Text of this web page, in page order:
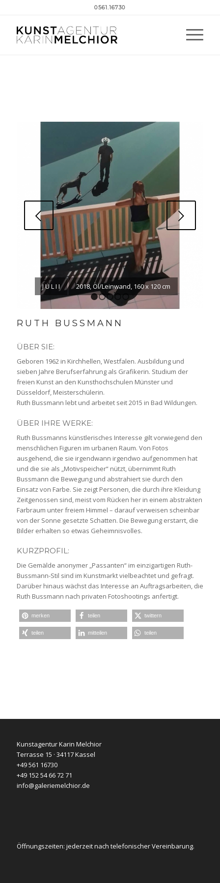
0561.16730
J U L I I 2018, Öl/Leinwand, 160 x 120 cm
Weiter
1
RUTH BUSSMANN
ÜBER SIE:
Geboren 1962 in Kirchhellen, Westfalen. Ausbildung und
sieben Jahre Berufserfahrung als Grafikerin. Studium der
freien Kunst an den Kunsthochschulen Münster und
Düsseldorf, Meisterschülerin.
Ruth Bussmann lebt und arbeitet seit 2015 in Bad Wildungen.
ÜBER IHRE WERKE:
Ruth Bussmanns künstlerisches Interesse gilt vorwiegend den
menschlichen Figuren im urbanen Raum. Von Fotos
ausgehend, die sie irgendwann irgendwo aufgenommen hat
und die sie als „Motivspeicher“ nützt, übernimmt Ruth
Bussmann die Bewegung und abstrahiert sie durch den
Einsatz von Farbe. Sie zeigt Personen, die durch ihre Kleidung
Zeitgenossen sind, meist vom Rücken her in einem abstrakten
Farbraum unter freiem Himmel – darauf verweisen scheinbar
von der Sonne gesetzte Schatten. Die Bewegung erstarrt, die
Bilder erhalten so etwas Geheimnisvolles.
KURZPROFIL:
Die Gemälde anonymer „Passanten“ im einzigartigen Ruth-
Bussmann-Stil sind im Kunstmarkt vielbeachtet und gefragt.
Darüber hinaus wächst das Interesse an Auftragsarbeiten, die
Ruth Bussmann nach privaten Fotoshootings anfertigt.
merken teilen twittern
teilen mitteilen teilen
Kunstagentur Karin Melchior
Terrasse 15 · 34117 Kassel
+49 561 16730
+49 152 54 66 72 71
info@galeriemelchior.de
Öffnungszeiten: jederzeit nach telefonischer Vereinbarung.